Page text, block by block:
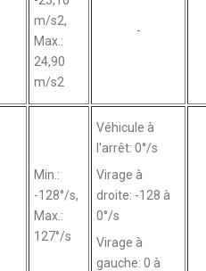
m/s2,
Max.:
24,90
m/s2
-
Min.:
-128°/s,
Max.:
127°/s
Véhicule à
l'arrêt: 0°/s
Virage à
droite: -128 à
0°/s
Virage à
gauche: 0 à